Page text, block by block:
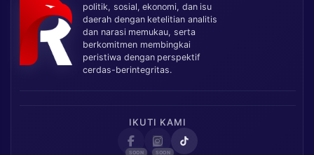
politik, sosial, ekonomi, dan isu
daerah dengan ketelitian analitis
dan narasi memukau, serta
berkomitmen membingkai
peristiwa dengan perspektif
cerdas-berintegritas.
IKUTI KAMI